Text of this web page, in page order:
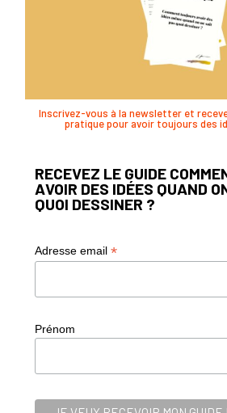
Inscrivez-vous à la newsletter et
pratique pour avoir toujours des
RECEVEZ LE GUIDE
AVOIR DES IDÉES QUAND
QUOI DESSINER ?
Adresse email *
Prénom